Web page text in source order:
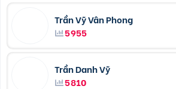
Trần Vỹ Vân Phong
5955
Trần Danh Vỹ
5810